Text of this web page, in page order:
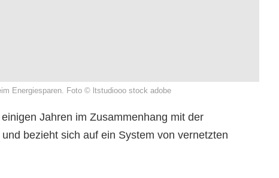
Energiesparen. Foto © ltstudiooo stock adobe
Jahren im Zusammenhang mit der
bezieht sich auf ein System von vernetzten